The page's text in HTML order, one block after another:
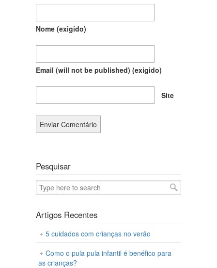
Nome (exigido)
Email (will not be published) (exigido)
Site
Pesquisar
Artigos Recentes
5 cuidados com crianças no verão
Como o pula pula infantil é benéfico para
as crianças?